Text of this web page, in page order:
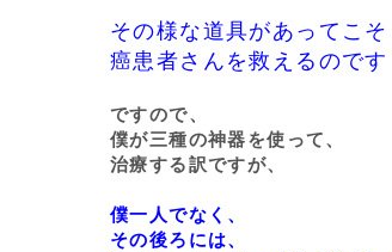
その様な道具があってこそ
癌患者さんを救えるのです
ですので、
僕が三種の神器を使って、
治療する訳ですが、
僕一人でなく、
その後ろには、